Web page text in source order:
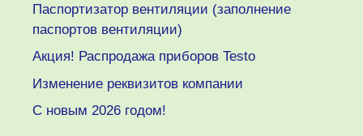
Паспортизатор вентиляции (заполнение
паспортов вентиляции)
Акция! Распродажа приборов Testo
Изменение реквизитов компании
C новым 2026 годом!